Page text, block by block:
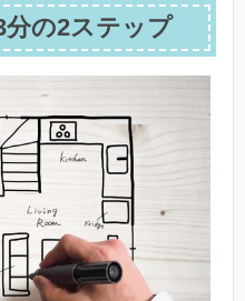
分の2ステップ